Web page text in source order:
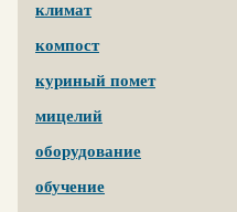
климат
компост
куриный помет
мицелий
оборудование
обучение